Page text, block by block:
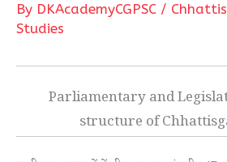
By DKAcademyCGPSC /
Studies
Parliamentary and
structure of